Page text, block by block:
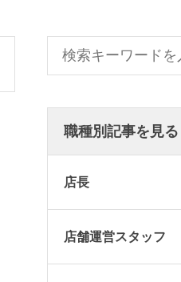
職種別記事を見る
店長
店舗運営スタッフ